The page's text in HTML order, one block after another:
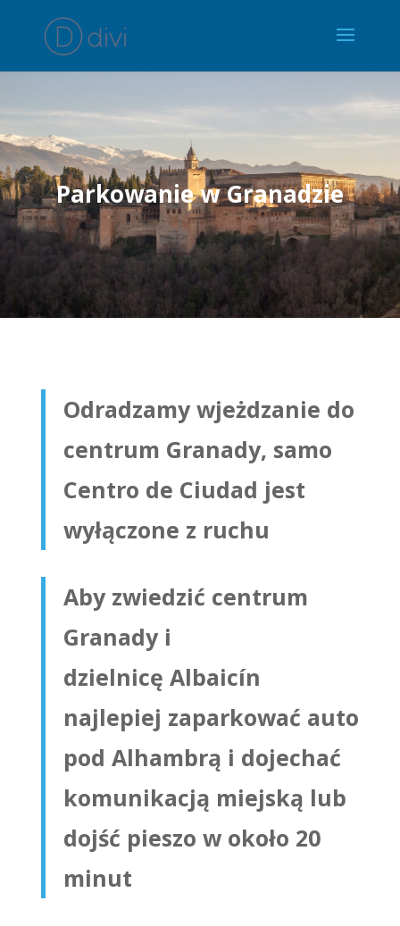
Parkowanie w Granadzie
Odradzamy wjeżdzanie do
centrum Granady, samo
Centro de Ciudad jest
wyłączone z ruchu
Aby zwiedzić centrum
Granady i
dzielnicę Albaicín
najlepiej zaparkować auto
pod Alhambrą i dojechać
komunikacją miejską lub
dojść pieszo w około 20
minut